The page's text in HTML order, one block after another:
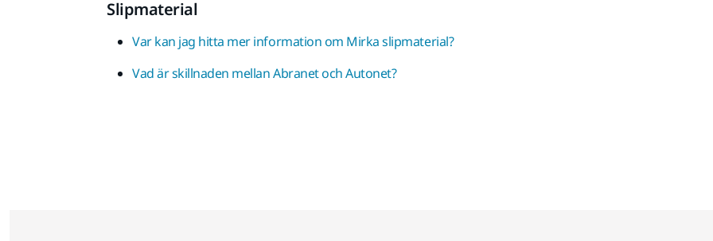
Slipmaterial
Var kan jag hitta mer information om Mirka slipmaterial?
Vad är skillnaden mellan Abranet och Autonet?